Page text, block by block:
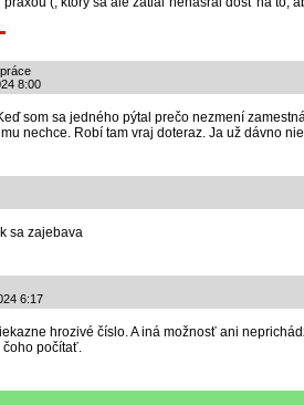
8:00
som sa jedného pýtal prečo nezmení
nechce. Robí tam vraj doteraz. Ja už dávno
sa zajebava
6:17
hrozivé číslo. A iná možnosť ani
čoho počítať.